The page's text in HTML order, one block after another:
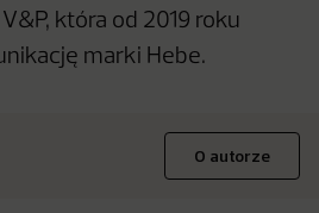
która od 2019 roku
marki Hebe.
O autorze